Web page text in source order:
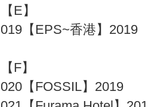
【E】
019【EPS~香港】2019
【F】
020【FOSSIL】2019